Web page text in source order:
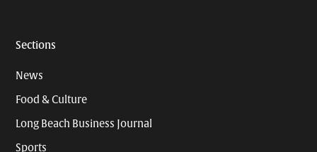
Sections
News
Food & Culture
Long Beach Business Journal
Sports